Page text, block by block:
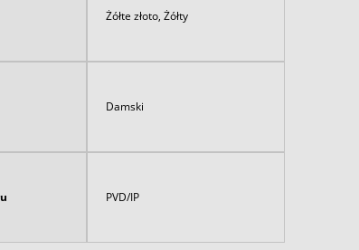
Żółte złoto, Żółty
Damski
PVD/IP